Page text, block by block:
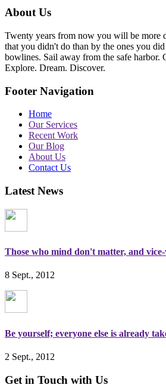
About Us
Twenty years from now you will be more
that you didn't do than by the ones you
bowlines. Sail away from the safe harbor.
Explore. Dream. Discover.
Footer Navigation
Home
Our Services
Recent Work
Our Blog
About Us
Contact Us
Latest News
Those who mind don't matter, and vice-
8 Sept., 2012
Be yourself; everyone else is already
2 Sept., 2012
Get in Touch with Us